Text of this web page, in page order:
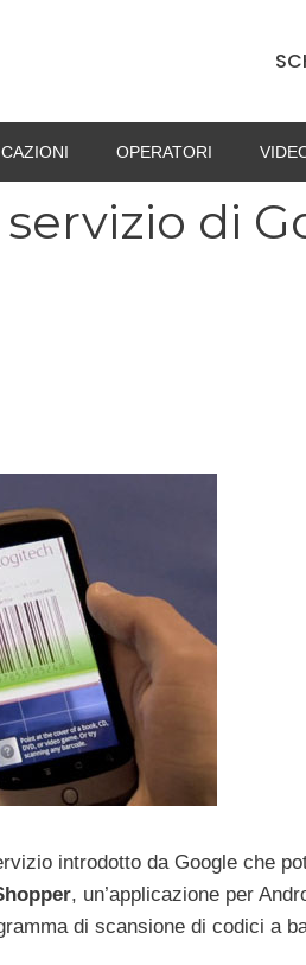
OPERATORI
di
introdotto da Google che
, un’applicazione per
di scansione di codici a